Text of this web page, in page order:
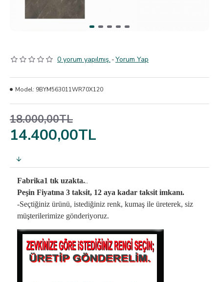
0 yorum yapılmış. -Yorum Yap
14.400,00TL
18.000,00TL
Model: 9BYM563011WR70X120
Fabrika1 tık uzakta...
Peşin Fiyatına 3 taksit, 12 aya kadar taksit imkanı.
-Seçtiğiniz ürünü, istediğiniz renk, kumaş ile üreterek, siz
müşterilerimize gönderiyoruz.